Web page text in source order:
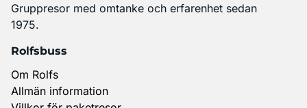
Gruppresor med omtanke och erfarenhet sedan
1975.
Rolfsbuss
Om Rolfs
Allmän information